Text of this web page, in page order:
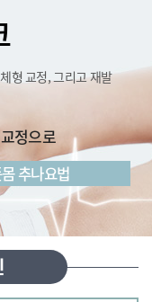
형 교정, 그리고 재발
정으로
추나요법